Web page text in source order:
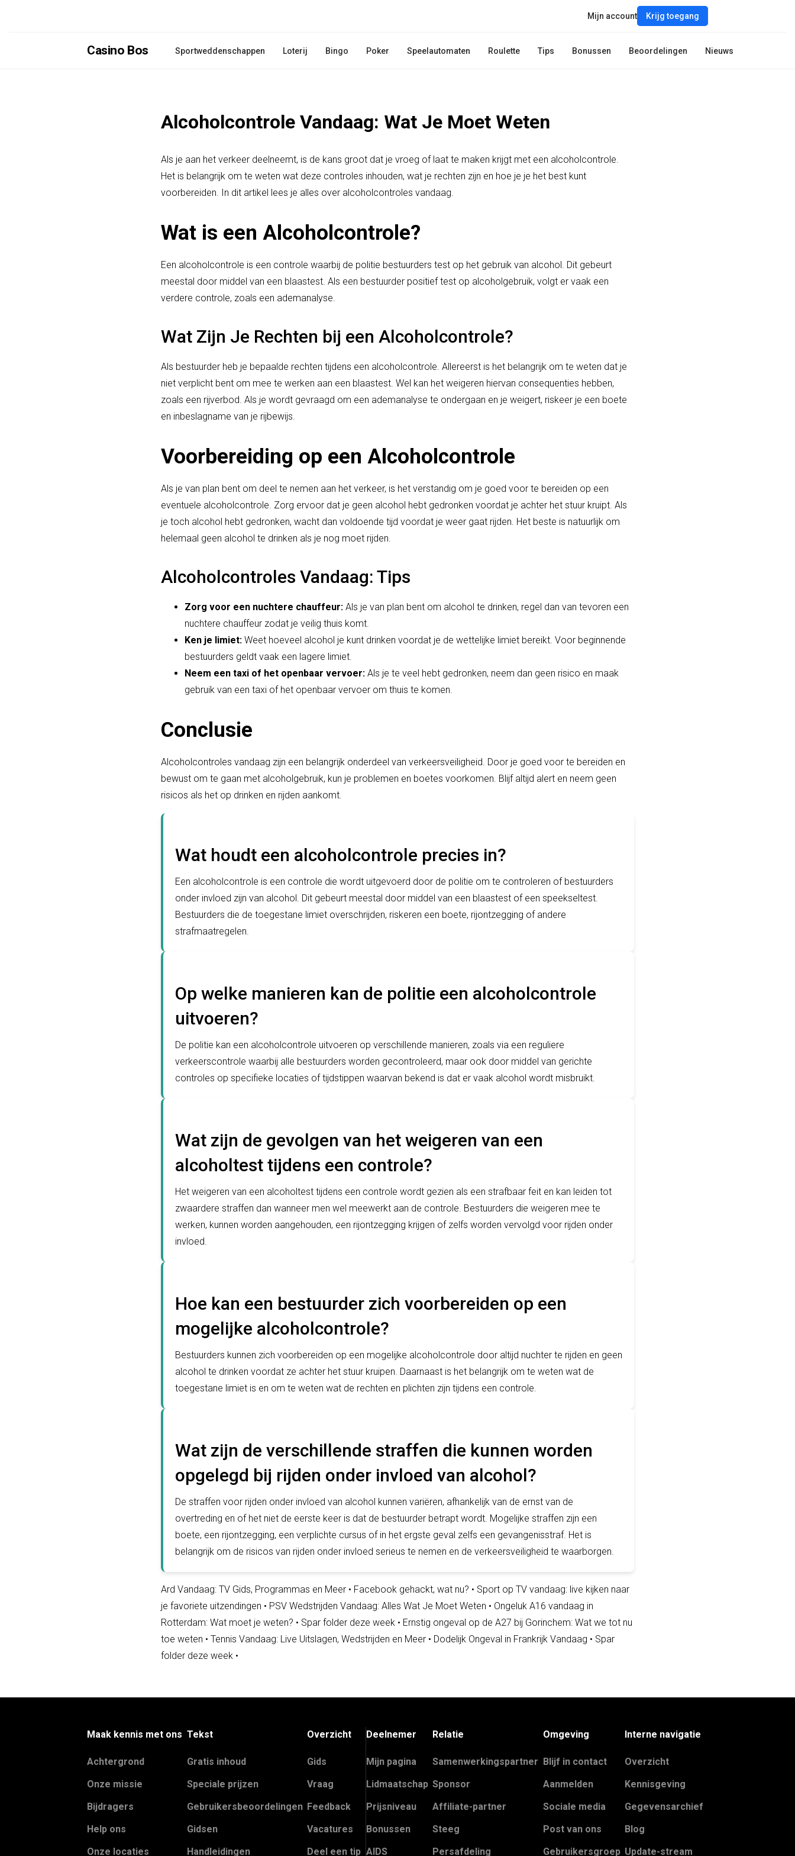
Casino Bos Sportweddenschappen Loterij Bingo Poker Speelautomaten Roulette Tips Bonussen Beoordelingen Nieuws
Mijn account Krijg toegang
Alcoholcontrole Vandaag: Wat Je Moet Weten
Als je aan het verkeer deelneemt, is de kans groot dat je vroeg of laat te maken krijgt met een alcoholcontrole.
Het is belangrijk om te weten wat deze controles inhouden, wat je rechten zijn en hoe je je het best kunt
voorbereiden. In dit artikel lees je alles over alcoholcontroles vandaag.
Wat is een Alcoholcontrole?
Een alcoholcontrole is een controle waarbij de politie bestuurders test op het gebruik van alcohol. Dit gebeurt
meestal door middel van een blaastest. Als een bestuurder positief test op alcoholgebruik, volgt er vaak een
verdere controle, zoals een ademanalyse.
Wat Zijn Je Rechten bij een Alcoholcontrole?
Als bestuurder heb je bepaalde rechten tijdens een alcoholcontrole. Allereerst is het belangrijk om te weten dat je
niet verplicht bent om mee te werken aan een blaastest. Wel kan het weigeren hiervan consequenties hebben,
zoals een rijverbod. Als je wordt gevraagd om een ademanalyse te ondergaan en je weigert, riskeer je een boete
en inbeslagname van je rijbewijs.
Voorbereiding op een Alcoholcontrole
Als je van plan bent om deel te nemen aan het verkeer, is het verstandig om je goed voor te bereiden op een
eventuele alcoholcontrole. Zorg ervoor dat je geen alcohol hebt gedronken voordat je achter het stuur kruipt. Als
je toch alcohol hebt gedronken, wacht dan voldoende tijd voordat je weer gaat rijden. Het beste is natuurlijk om
helemaal geen alcohol te drinken als je nog moet rijden.
Alcoholcontroles Vandaag: Tips
Zorg voor een nuchtere chauffeur: Als je van plan bent om alcohol te drinken, regel dan van tevoren een
nuchtere chauffeur zodat je veilig thuis komt.
Ken je limiet: Weet hoeveel alcohol je kunt drinken voordat je de wettelijke limiet bereikt. Voor beginnende
bestuurders geldt vaak een lagere limiet.
Neem een taxi of het openbaar vervoer: Als je te veel hebt gedronken, neem dan geen risico en maak
gebruik van een taxi of het openbaar vervoer om thuis te komen.
Conclusie
Alcoholcontroles vandaag zijn een belangrijk onderdeel van verkeersveiligheid. Door je goed voor te bereiden en
bewust om te gaan met alcoholgebruik, kun je problemen en boetes voorkomen. Blijf altijd alert en neem geen
risicos als het op drinken en rijden aankomt.
Wat houdt een alcoholcontrole precies in?
Een alcoholcontrole is een controle die wordt uitgevoerd door de politie om te controleren of bestuurders
onder invloed zijn van alcohol. Dit gebeurt meestal door middel van een blaastest of een speekseltest.
Bestuurders die de toegestane limiet overschrijden, riskeren een boete, rijontzegging of andere
strafmaatregelen.
Op welke manieren kan de politie een alcoholcontrole
uitvoeren?
De politie kan een alcoholcontrole uitvoeren op verschillende manieren, zoals via een reguliere
verkeerscontrole waarbij alle bestuurders worden gecontroleerd, maar ook door middel van gerichte
controles op specifieke locaties of tijdstippen waarvan bekend is dat er vaak alcohol wordt misbruikt.
Wat zijn de gevolgen van het weigeren van een
alcoholtest tijdens een controle?
Het weigeren van een alcoholtest tijdens een controle wordt gezien als een strafbaar feit en kan leiden tot
zwaardere straffen dan wanneer men wel meewerkt aan de controle. Bestuurders die weigeren mee te
werken, kunnen worden aangehouden, een rijontzegging krijgen of zelfs worden vervolgd voor rijden onder
invloed.
Hoe kan een bestuurder zich voorbereiden op een
mogelijke alcoholcontrole?
Bestuurders kunnen zich voorbereiden op een mogelijke alcoholcontrole door altijd nuchter te rijden en geen
alcohol te drinken voordat ze achter het stuur kruipen. Daarnaast is het belangrijk om te weten wat de
toegestane limiet is en om te weten wat de rechten en plichten zijn tijdens een controle.
Wat zijn de verschillende straffen die kunnen worden
opgelegd bij rijden onder invloed van alcohol?
De straffen voor rijden onder invloed van alcohol kunnen variëren, afhankelijk van de ernst van de
overtreding en of het niet de eerste keer is dat de bestuurder betrapt wordt. Mogelijke straffen zijn een
boete, een rijontzegging, een verplichte cursus of in het ergste geval zelfs een gevangenisstraf. Het is
belangrijk om de risicos van rijden onder invloed serieus te nemen en de verkeersveiligheid te waarborgen.
Ard Vandaag: TV Gids, Programmas en Meer • Facebook gehackt, wat nu? • Sport op TV vandaag: live kijken naar
je favoriete uitzendingen • PSV Wedstrijden Vandaag: Alles Wat Je Moet Weten • Ongeluk A16 vandaag in
Rotterdam: Wat moet je weten? • Spar folder deze week • Ernstig ongeval op de A27 bij Gorinchem: Wat we tot nu
toe weten • Tennis Vandaag: Live Uitslagen, Wedstrijden en Meer • Dodelijk Ongeval in Frankrijk Vandaag • Spar
folder deze week •
Maak kennis met ons
Achtergrond
Onze missie
Bijdragers
Help ons
Onze locaties
Tekst
Gratis inhoud
Speciale prijzen
Gebruikersbeoordelingen
Gidsen
Handleidingen
Overzicht
Gids
Vraag
Feedback
Vacatures
Deel een tip
Deelnemer
Mijn pagina
Lidmaatschap
Prijsniveau
Bonussen
AIDS
Relatie
Samenwerkingspartner
Sponsor
Affiliate-partner
Steeg
Persafdeling
Omgeving
Blijf in contact
Aanmelden
Sociale media
Post van ons
Gebruikersgroep
Interne navigatie
Overzicht
Kennisgeving
Gegevensarchief
Blog
Update-stream